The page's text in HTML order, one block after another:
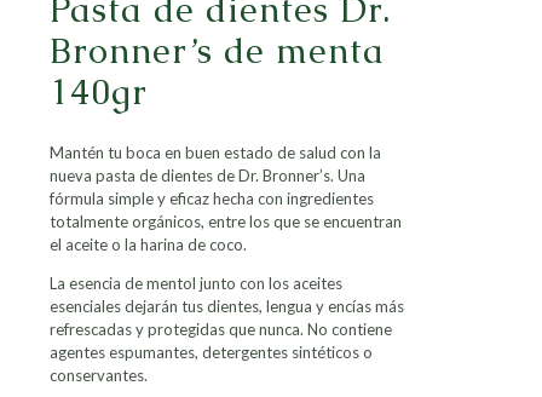
Pasta de dientes Dr.
Bronner’s de menta
140gr
Mantén tu boca en buen estado de salud con la
nueva pasta de dientes de Dr. Bronner’s. Una
fórmula simple y eficaz hecha con ingredientes
totalmente orgánicos, entre los que se encuentran
el aceite o la harina de coco.
La esencia de mentol junto con los aceites
esenciales dejarán tus dientes, lengua y encías más
refrescadas y protegidas que nunca. No contiene
agentes espumantes, detergentes sintéticos o
conservantes.